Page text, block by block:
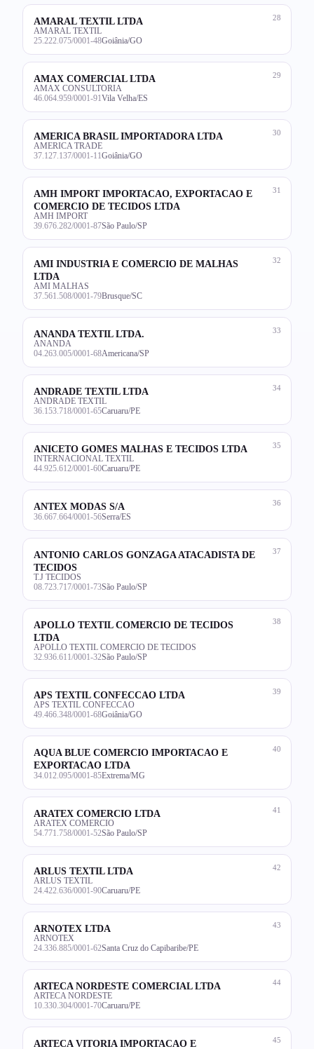
28
AMARAL TEXTIL LTDA
AMARAL TEXTIL
25.222.075/0001-48Goiânia/GO
29
AMAX COMERCIAL LTDA
AMAX CONSULTORIA
46.064.959/0001-91 Vila Velha/ES
30
AMERICA BRASIL IMPORTADORA LTDA
AMERICA TRADE
37.127.137/0001-11 Goiânia/GO
31
AMH IMPORT IMPORTACAO, EXPORTACAO E
COMERCIO DE TECIDOS LTDA
AMH IMPORT
39.676.282/0001-87São Paulo/SP
32
AMI INDUSTRIA E COMERCIO DE MALHAS
LTDA
AMI MALHAS
37.561.508/0001-79Brusque/SC
33
ANANDA TEXTIL LTDA.
ANANDA
04.263.005/0001-68Americana/SP
34
ANDRADE TEXTIL LTDA
ANDRADE TEXTIL
36.153.718/0001-65Caruaru/PE
35
ANICETO GOMES MALHAS E TECIDOS LTDA
INTERNACIONAL TEXTIL
44.925.612/0001-60Caruaru/PE
36
ANTEX MODAS S/A
36.667.664/0001-56Serra/ES
37
ANTONIO CARLOS GONZAGA ATACADISTA DE
TECIDOS
T.J TECIDOS
08.723.717/0001-73São Paulo/SP
38
APOLLO TEXTIL COMERCIO DE TECIDOS
LTDA
APOLLO TEXTIL COMERCIO DE TECIDOS
32.936.611/0001-32São Paulo/SP
39
APS TEXTIL CONFECCAO LTDA
APS TEXTIL CONFECCAO
49.466.348/0001-68Goiânia/GO
40
AQUA BLUE COMERCIO IMPORTACAO E
EXPORTACAO LTDA
34.012.095/0001-85Extrema/MG
41
ARATEX COMERCIO LTDA
ARATEX COMERCIO
54.771.758/0001-52São Paulo/SP
42
ARLUS TEXTIL LTDA
ARLUS TEXTIL
24.422.636/0001-90Caruaru/PE
43
ARNOTEX LTDA
ARNOTEX
24.336.885/0001-62Santa Cruz do Capibaribe/PE
44
ARTECA NORDESTE COMERCIAL LTDA
ARTECA NORDESTE
10.330.304/0001-70Caruaru/PE
45
ARTECA VITORIA IMPORTACAO E